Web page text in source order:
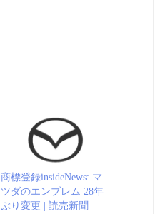
商標登録insideNews: マ
ツダのエンブレム 28年
ぶり変更 | 読売新聞